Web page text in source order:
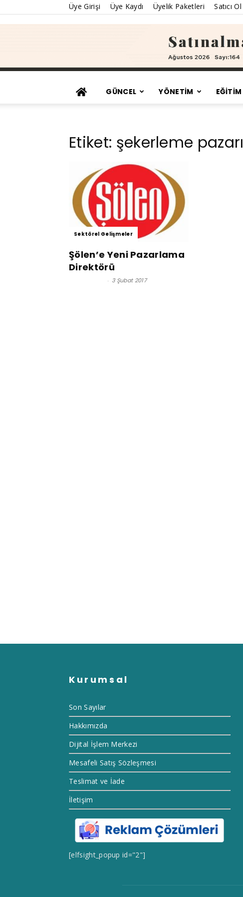
Üye Girişi Üye Kaydı Üyelik Paketleri Satıcı Ol
GÜNCEL YÖNETİM EĞİTİM
Etiket: şekerleme pazarı
Sektörel Gelişmeler
Şölen’e Yeni Pazarlama
Direktörü
- 3 Şubat 2017
Kurumsal
Son Sayılar
Hakkımızda
Dijital İşlem Merkezi
Mesafeli Satış Sözleşmesi
Teslimat ve İade
İletişim
[elfsight_popup id="2"]